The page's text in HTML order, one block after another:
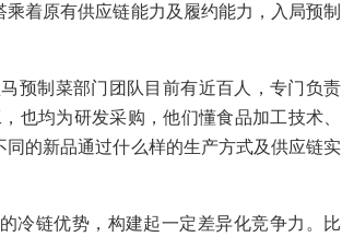
着原有供应链能力及履约能力，入局预制
预制菜部门团队目前有近百人，专门负责
也均为研发采购，他们懂食品加工技术、
的新品通过什么样的生产方式及供应链实
冷链优势，构建起一定差异化竞争力。比